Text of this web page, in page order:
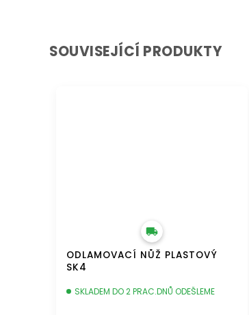
SOUVISEJÍCÍ PRODUKTY
ODLAMOVACÍ NŮŽ PLASTOVÝ
SK4
SKLADEM DO 2 PRAC.DNŮ ODEŠLEME